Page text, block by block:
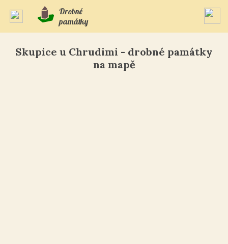
Drobné
památky
Skupice u Chrudimi - drobné památky
na mapě